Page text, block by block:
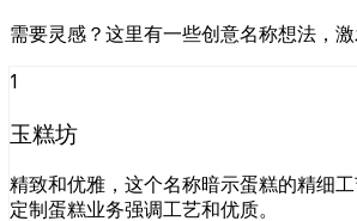
需要灵感？这里有一些创意名称想法，激
1
玉糕坊
精致和优雅，这个名称暗示蛋糕的精细
定制蛋糕业务强调工艺和优质。